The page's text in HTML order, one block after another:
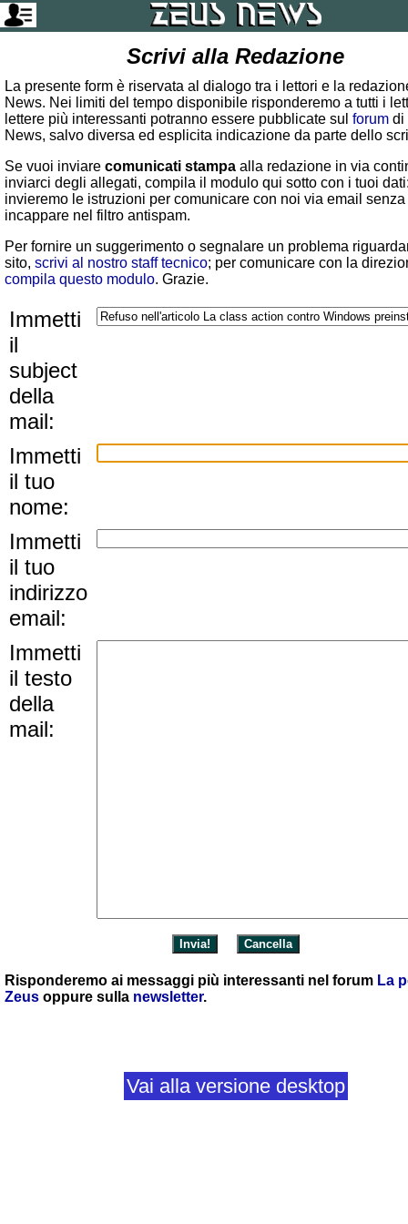
Scrivi alla Redazione
La presente form è riservata al dialogo tra i lettori e la
News. Nei limiti del tempo disponibile risponderemo a tutti i
lettere più interessanti potranno essere pubblicate sul forum di
News, salvo diversa ed esplicita indicazione da parte dello
Se vuoi inviare comunicati stampa alla redazione in via
inviarci degli allegati, compila il modulo qui sotto con i tuoi
invieremo le istruzioni per comunicare con noi via email senza
incappare nel filtro antispam.
Per fornire un suggerimento o segnalare un problema
sito, scrivi al nostro staff tecnico; per comunicare con la
compila questo modulo. Grazie.
Immetti
il
subject
della
mail:
Immetti
il tuo
nome:
Immetti
il tuo
indirizzo
email:
Immetti
il testo
della
mail:
Risponderemo ai messaggi più interessanti nel forum La
Zeus oppure sulla newsletter.
Vai alla versione desktop